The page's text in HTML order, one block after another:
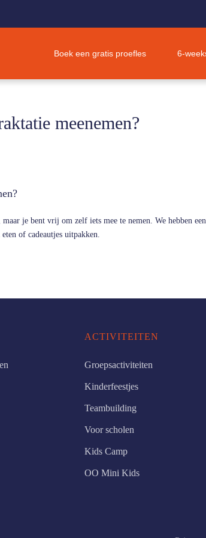
Boek een gratis proefles 6-
meenemen?
je bent vrij om zelf iets mee te nemen. We hebben een
of cadeautjes uitpakken.
ACTIVITEITEN
Groepsactiviteiten
Kinderfeestjes
Teambuilding
Voor scholen
Kids Camp
OO Mini Kids